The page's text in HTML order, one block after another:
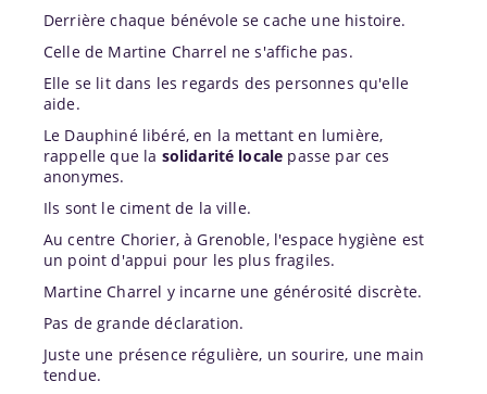
Derrière chaque bénévole se cache une histoire.
Celle de Martine Charrel ne s'affiche pas.
Elle se lit dans les regards des personnes qu'elle
aide.
Le Dauphiné libéré, en la mettant en lumière,
rappelle que la solidarité locale passe par ces
anonymes.
Ils sont le ciment de la ville.
Au centre Chorier, à Grenoble, l'espace hygiène est
un point d'appui pour les plus fragiles.
Martine Charrel y incarne une générosité discrète.
Pas de grande déclaration.
Juste une présence régulière, un sourire, une main
tendue.